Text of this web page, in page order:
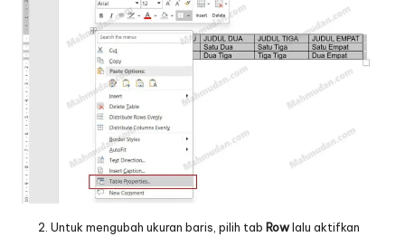
Untuk mengubah ukuran baris, pilih tab Rowlalu aktifkan